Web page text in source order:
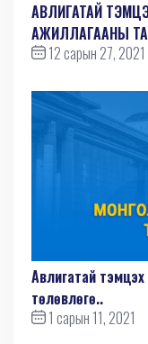
АВЛИГАТАЙ
АЖИЛЛАГААНЫ
12 сарын 27, 2021
Авлигатай
төлөвлөгө..
1 сарын 11, 2021